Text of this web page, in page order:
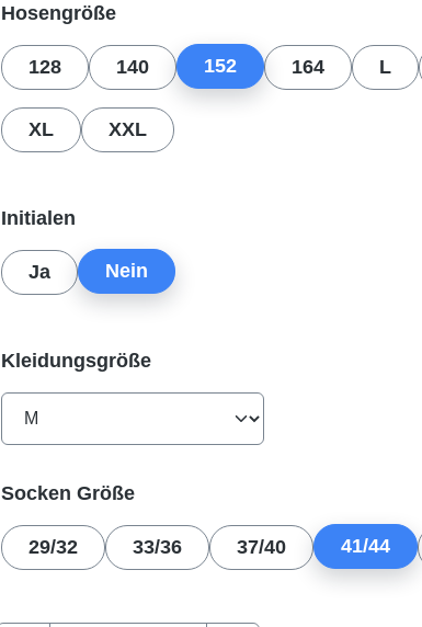
Hosengrößeauswählen
128 140 152 164 L
XL XXL
Initialen
Ja Nein
Kleidungsgrößeauswählen
Socken Größeauswählen
29/32 33/36 37/40 41/44